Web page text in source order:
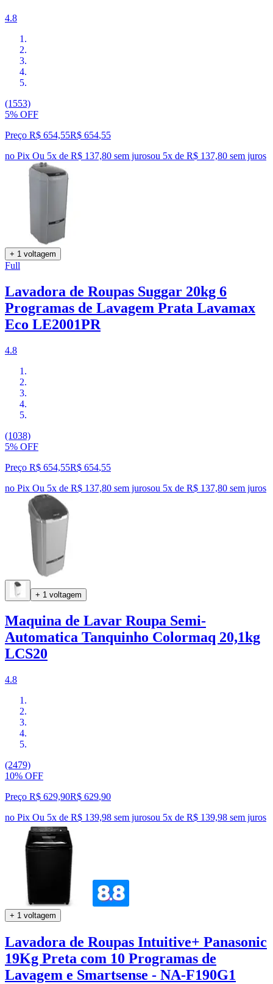
4.8
(1553)
5% OFF
Preço R$ 654,55R$ 654,55
no Pix Ou 5x de R$ 137,80 sem jurosou 5x de R$ 137,80 sem juros
+ 1 voltagem
Full
Lavadora de Roupas Suggar 20kg 6
Programas de Lavagem Prata Lavamax
Eco LE2001PR
4.8
(1038)
5% OFF
Preço R$ 654,55R$ 654,55
no Pix Ou 5x de R$ 137,80 sem jurosou 5x de R$ 137,80 sem juros
+ 1 voltagem
Maquina de Lavar Roupa Semi-
Automatica Tanquinho Colormaq 20,1kg
LCS20
4.8
(2479)
10% OFF
Preço R$ 629,90R$ 629,90
no Pix Ou 5x de R$ 139,98 sem jurosou 5x de R$ 139,98 sem juros
+ 1 voltagem
Lavadora de Roupas Intuitive+ Panasonic
19Kg Preta com 10 Programas de
Lavagem e Smartsense - NA-F190G1